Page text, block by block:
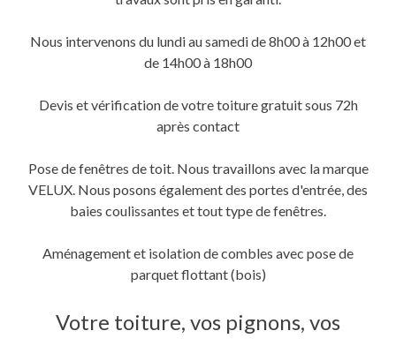
fenêtre)
Nous intervenons du lundi au samedi de 8h00 à 12h00 et
de 14h00 à 18h00
Devis et vérification de votre toiture gratuit sous 72h
après contact
Pose de fenêtres de toit. Nous travaillons avec la marque
VELUX. Nous posons également des portes d'entrée, des
baies coulissantes et tout type de fenêtres.
Aménagement et isolation de combles avec pose de
parquet flottant (bois)
Votre toiture, vos pignons, vos